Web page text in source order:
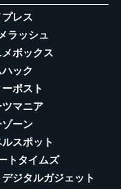
レス
ラッシュ
ボックス
ック
ポスト
マニア
ゾーン
スポット
トタイムズ
ジタルガジェット